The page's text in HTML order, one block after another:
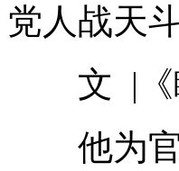
党人战天
文 |《瞭
他为官